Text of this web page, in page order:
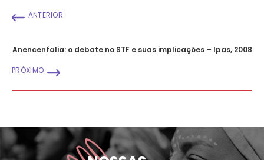
ANTERIOR
Anencenfalia: o debate no STF e suas implicações – Ipas, 2008
PRÓXIMO